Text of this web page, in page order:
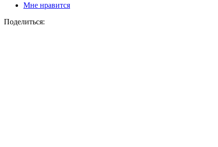
Мне нравится
Поделиться: